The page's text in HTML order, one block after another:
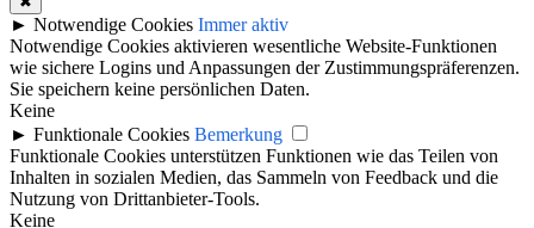
► Notwendige Cookies Immer aktiv
Notwendige Cookies aktivieren wesentliche Website-Funktionen
wie sichere Logins und Anpassungen der Zustimmungspräferenzen.
Sie speichern keine persönlichen Daten.
Keine
► Funktionale Cookies Bemerkung
Funktionale Cookies unterstützen Funktionen wie das Teilen von
Inhalten in sozialen Medien, das Sammeln von Feedback und die
Nutzung von Drittanbieter-Tools.
Keine